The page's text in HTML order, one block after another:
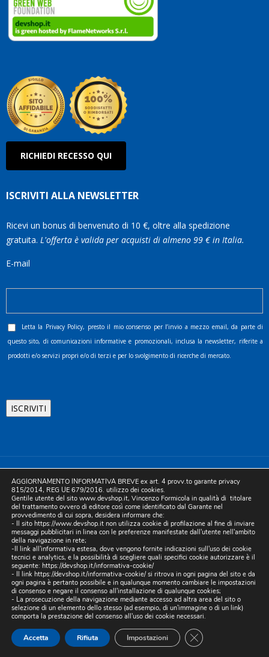
RICHIEDI RECESSO QUI
ISCRIVITI ALLA NEWSLETTER
Ricevi un bonus di benvenuto di 10 €, oltre alla spedizione
gratuita. L'offerta è valida per acquisti di almeno 99 € in Italia.
E-mail
Letta la Privacy Policy, presto il mio consenso per l’invio a mezzo email, da parte di
questo sito, di comunicazioni informative e promozionali, inclusa la newsletter, riferite a
prodotti e/o servizi propri e/o di terzi e per lo svolgimento di ricerche di mercato.
80055 Portici (NA). pec: devinternational@pec.it P.IVA
05754741212 | REA NA-773826 | Capitale sociale 10.000 euro i.v.
| Developed by Digital & Viral
AGGIORNAMENTO INFORMATIVA BREVE ex art. 4 provv.to garante privacy
815/2014, REG UE 679/2016. utilizzo dei cookies.
Gentile utente del sito www.devshop.it, Vincenzo Formicola in qualità di titolare
del trattamento ovvero di editore così come identificato dal Garante nel
provvedimento di cui sopra, desidera informare che:
- Il sito https://www.devshop.it non utilizza cookie di profilazione al fine di inviare
messaggi pubblicitari in linea con le preferenze manifestate dall'utente nell'ambito
della navigazione in rete;
-Il link all'informativa estesa, dove vengono fornite indicazioni sull'uso dei cookie
tecnici e analytics, e la possibilità di scegliere quali specifici cookie autorizzare è il
seguente: https://devshop.it/informativa-cookie/
- Il link https://devshop.it/informativa-cookie/si ritrova in ogni pagina del sito e da
ogni pagina è pertanto possibile e in qualunque momento cambiare le impostazioni
di consenso e negare il consenso all'installazione di qualunque cookies;
- La prosecuzione della navigazione mediante accesso ad altra area del sito o
selezione di un elemento dello stesso (ad esempio, di un'immagine o di un link)
comporta la prestazione del consenso all'uso dei cookie necessari.
Accetta Rifiuta Impostazioni CLOSE GDPR